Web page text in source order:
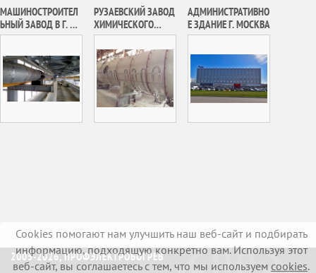
МАШИНОСТРОИТЕЛ
ЬНЫЙ ЗАВОД В Г. Н.
НОВГОРОД
РУЗАЕВСКИЙ ЗАВОД
ХИМИЧЕСКОГО
МАШИНОСТРОЕНИЯ,
АО «РУЗХИММАШ»
АДМИНИСТРАТИВНО
Е ЗДАНИЕ Г. МОСКВА
2005-2026, ПРОФЭЛЕКТРОБОГРЕВ
Cookies помогают нам улучшить наш веб-сайт и подбирать
информацию, подходящую конкретно вам. Используя этот
веб-сайт, вы соглашаетесь с тем, что мы используем cookies.